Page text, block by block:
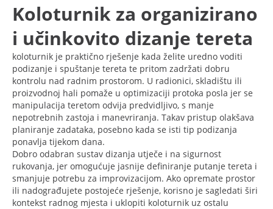
Koloturnik za organizirano
i učinkovito dizanje tereta
koloturnik je praktično rješenje kada želite uredno voditi
podizanje i spuštanje tereta te pritom zadržati dobru
kontrolu nad radnim prostorom. U radionici, skladištu ili
proizvodnoj hali pomaže u optimizaciji protoka posla jer se
manipulacija teretom odvija predvidljivo, s manje
nepotrebnih zastoja i manevriranja. Takav pristup olakšava
planiranje zadataka, posebno kada se isti tip podizanja
ponavlja tijekom dana.
Dobro odabran sustav dizanja utječe i na sigurnost
rukovanja, jer omogućuje jasnije definiranje putanje tereta i
smanjuje potrebu za improvizacijom. Ako opremate prostor
ili nadograđujete postojeće rješenje, korisno je sagledati širi
kontekst radnog mjesta i uklopiti koloturnik uz ostalu